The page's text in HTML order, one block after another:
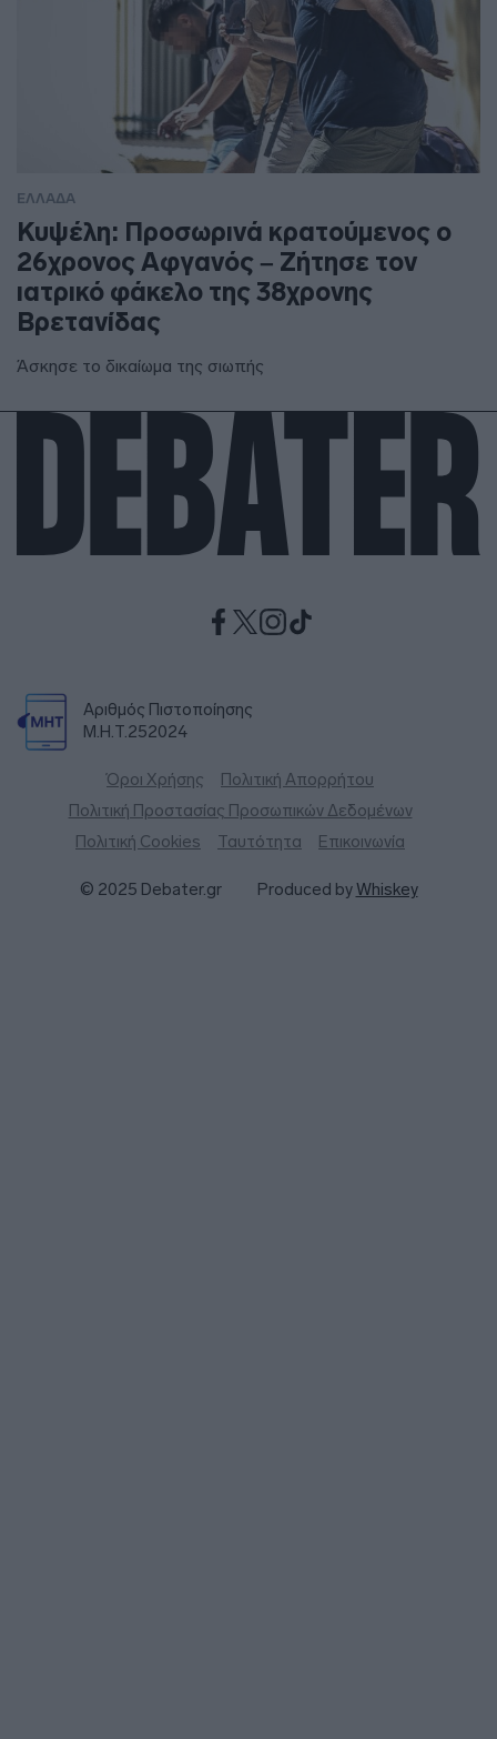
ΕΛΛΑΔΑ
Κυψέλη: Προσωρινά κρατούμενος ο
26χρονος Αφγανός – Ζήτησε τον
ιατρικό φάκελο της 38χρονης
Βρετανίδας
Άσκησε το δικαίωμα της σιωπής
Αριθμός Πιστοποίησης
Μ.Η.Τ.252024
Όροι Χρήσης
Πολιτική Απορρήτου
Πολιτική Προστασίας Προσωπικών Δεδομένων
Πολιτική Cookies
Ταυτότητα Επικοινωνία
© 2025 Debater.gr Produced byWhiskey